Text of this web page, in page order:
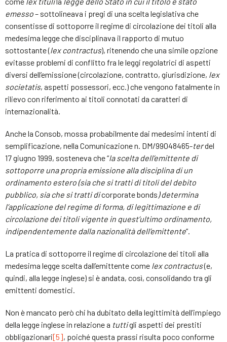
emesso– sottolineava i pregi di una scelta legislativa che
consentisse di sottoporre il regime di circolazione dei titoli alla
medesima legge che disciplinava il rapporto di mutuo
sottostante (lex contractus), ritenendo che una simile opzione
evitasse problemi di conflitto fra le leggi regolatrici di aspetti
diversi dell’emissione (circolazione, contratto, giurisdizione, lex
societatis, aspetti possessori, ecc.) che vengono fatalmente in
rilievo con riferimento ai titoli connotati da caratteri di
internazionalità.
Anche la Consob, mossa probabilmente dai medesimi intenti di
semplificazione, nella Comunicazione n. DM/99048465-terdel
17 giugno 1999, sosteneva che “la scelta dell’emittente di
sottoporre una propria emissione alla disciplina di un
ordinamento estero (sia che si tratti di titoli del debito
pubblico, sia che si tratti dicorporate bonds ) determina
l’applicazione del regime di forma, di legittimazione e di
circolazione dei titoli vigente in quest’ultimo ordinamento,
indipendentemente dalla nazionalità dell’emittente”.
La pratica di sottoporre il regime di circolazione dei titoli alla
medesima legge scelta dall’emittente come lex contractus(e,
quindi, alla legge inglese) si è andata, così, consolidando tra gli
emittenti domestici.
Non è mancato però chi ha dubitato della legittimità dell’impiego
della legge inglese in relazione a tuttigli aspetti dei prestiti
obbligazionari[5], poiché questa prassi risulta poco conforme